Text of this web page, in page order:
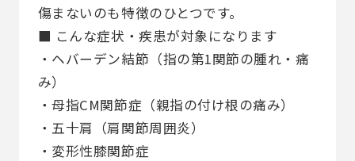
傷まないのも特徴のひとつです。
■ こんな症状・疾患が対象になります
・ヘバーデン結節（指の第1関節の腫れ・痛
み）
・母指CM関節症（親指の付け根の痛み）
・五十肩（肩関節周囲炎）
・変形性膝関節症